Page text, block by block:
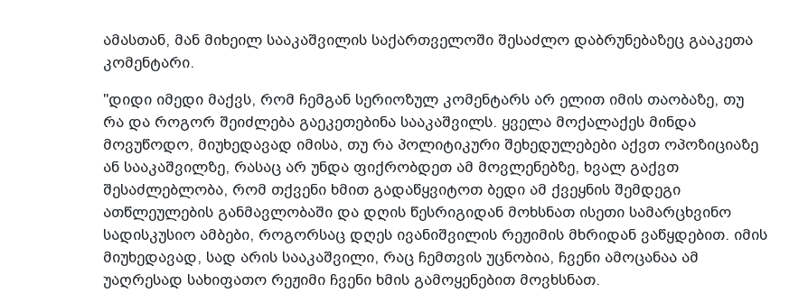
ამასთან, მან მიხეილ სააკაშვილის საქართველოში შესაძლო დაბრუნებაზეც გააკეთა
კომენტარი.
"დიდი იმედი მაქვს, რომ ჩემგან სერიოზულ კომენტარს არ ელით იმის თაობაზე, თუ
რა და როგორ შეიძლება გაეკეთებინა სააკაშვილს. ყველა მოქალაქეს მინდა
მოვუწოდო, მიუხედავად იმისა, თუ რა პოლიტიკური შეხედულებები აქვთ ოპოზიციაზე
ან სააკაშვილზე, რასაც არ უნდა ფიქრობდეთ ამ მოვლენებზე, ხვალ გაქვთ
შესაძლებლობა, რომ თქვენი ხმით გადაწყვიტოთ ბედი ამ ქვეყნის შემდეგი
ათწლეულების განმავლობაში და დღის წესრიგიდან მოხსნათ ისეთი სამარცხვინო
სადისკუსიო ამბები, როგორსაც დღეს ივანიშვილის რეჟიმის მხრიდან ვაწყდებით. იმის
მიუხედავად, სად არის სააკაშვილი, რაც ჩემთვის უცნობია, ჩვენი ამოცანაა ამ
უაღრესად სახიფათო რეჟიმი ჩვენი ხმის გამოყენებით მოვხსნათ.